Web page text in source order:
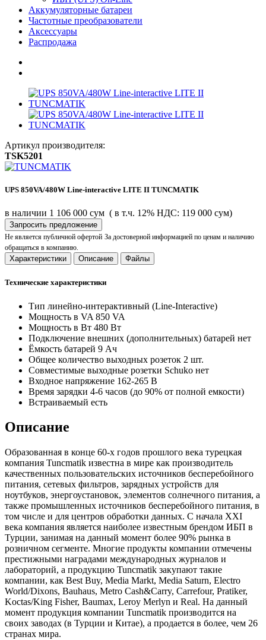
Аккумуляторные батареи
Частотные преобразователи
Аксессуары
Распродажа
Артикул производителя:
TSK5201
UPS 850VA/480W Line-interactive LITE II TUNCMATIK
в наличии 1 106 000 сум ( в т.ч. 12% НДС: 119 000 сум)
Запросить предложение
Не является публичной офертой За достоверной информацией по ценам и наличию
обращаться в компанию.
Характеристики Описание Файлы
Технические характеристики
Тип линейно-интерактивный (Line-Interactive)
Мощность в VA 850 VA
Мощность в Вт 480 Вт
Подключение внешних (дополнительных) батарей нет
Ёмкость батарей 9 Ач
Общее количество выходных розеток 2 шт.
Совместимые выходные розетки Schuko нет
Входное напряжение 162-265 В
Время зарядки 4-6 часов (до 90% от полной емкости)
Встраиваемый есть
Описание
Образованная в конце 60-х годов прошлого века турецкая
компания Tuncmatik известна в мире как производитель
качественных пользовательских источников бесперебойного
питания, сетевых фильтров, зарядных устройств для
ноутбуков, энергоустановок, элементов солнечного питания, а
также промышленных источников бесперебойного питания, в
том числе и для центров обработки данных. С начала XXI
века компания является наиболее известным брендом ИБП в
Турции, занимая на данный момент более 90% рынка в
розничном сегменте. Многие продукты компании отмечены
престижными наградами международных журналов и
лабораторий, а продукцию Tuncmatik закупают такие
компании, как Best Buy, Media Markt, Media Saturn, Electro
World/Dixons, Bauhaus, Metro Cash&Carry, Carrefour, Pratiker,
Koctas/King Fisher, Baumax, Leroy Merlyn и Real. На данный
момент продукция компании Tuncmatik производится на
своих заводах (в Турции и Китае), а продается в более, чем 26
странах мира.